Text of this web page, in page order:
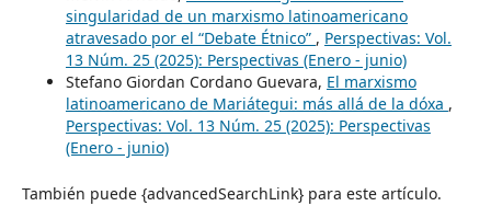
singularidad de un marxismo latinoamericano
atravesado por el “Debate Étnico” , Perspectivas: Vol.
13 Núm. 25 (2025): Perspectivas (Enero - junio)
Stefano Giordan Cordano Guevara, El marxismo
latinoamericano de Mariátegui: más allá de la dóxa ,
Perspectivas: Vol. 13 Núm. 25 (2025): Perspectivas
(Enero - junio)
También puede {advancedSearchLink} para este artículo.